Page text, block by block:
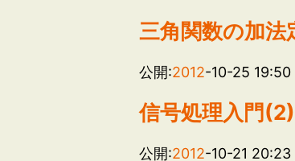
三角関数の加法
公開:2012-10-25 19:50
信号処理入門(2)
公開:2012-10-21 20:23